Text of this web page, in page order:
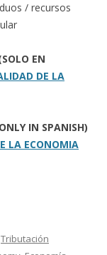
/ recursos
EN
DE LA
IN SPANISH)
LA ECONOMIA
Tributación